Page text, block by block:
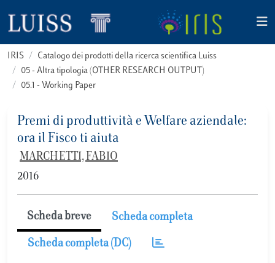
IRIS
Catalogo dei prodotti della ricerca scientifica Luiss
05 - Altra tipologia (OTHER RESEARCH OUTPUT)
05.1 - Working Paper
Premi di produttività e Welfare aziendale:
ora il Fisco ti aiuta
MARCHETTI, FABIO
2016
Scheda breve Scheda completa
Scheda completa (DC)